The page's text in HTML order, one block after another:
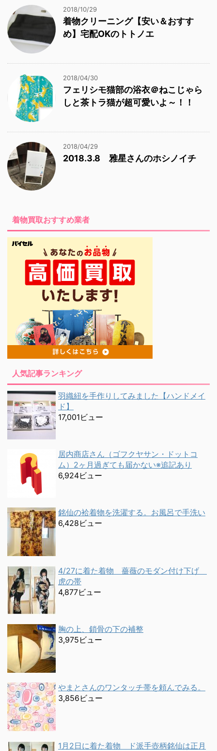
2018/10/29
着物クリーニング【安い＆おすす
め】宅配OKのトトノエ
2018/04/30
フェリシモ猫部の浴衣＠ねこじゃら
しと茶トラ猫が超可愛いよ～！！
2018/04/29
2018.3.8 雅星さんのホシノイチ
着物買取おすすめ業者
人気記事ランキング
羽織紐を手作りしてみました【ハンドメイ
ド】
17,001ビュー
居内商店さん（ゴフクヤサン・ドットコ
ム）2ヶ月過ぎても届かない※追記あり
6,924ビュー
銘仙の袷着物を洗濯する。お風呂で手洗い
6,428ビュー
4/27に着た着物 薔薇のモダン付け下げ
虎の帯
4,877ビュー
胸の上、鎖骨の下の補整
3,975ビュー
やまとさんのワンタッチ帯を頼んでみる。
3,856ビュー
1月2日に着た着物 ド派手壺柄銘仙は正月